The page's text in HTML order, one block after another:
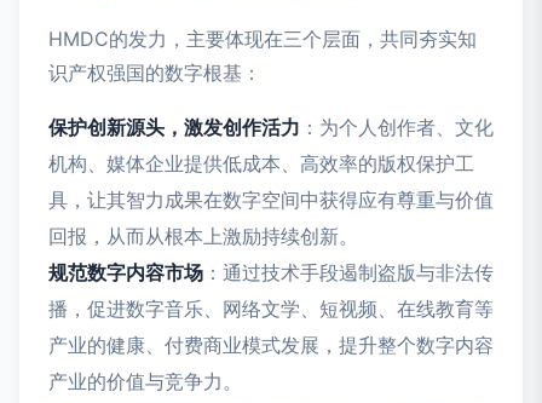
HMDC的发力，主要体现在三个层面，共同夯实知
识产权强国的数字根基：
保护创新源头，激发创作活力 ：为个人创作者、文化
机构、媒体企业提供低成本、高效率的版权保护工
具，让其智力成果在数字空间中获得应有尊重与价值
回报，从而从根本上激励持续创新。
规范数字内容市场 ：通过技术手段遏制盗版与非法传
播，促进数字音乐、网络文学、短视频、在线教育等
产业的健康、付费商业模式发展，提升整个数字内容
产业的价值与竞争力。